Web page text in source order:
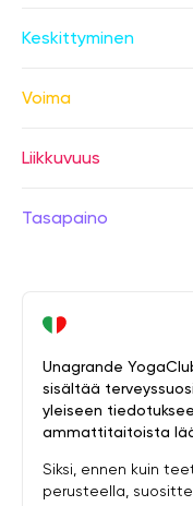
Keskittyminen
Voima
Liikkuvuus
Tasapaino
Unagrande
sisältää
yleiseen
ammattitaitoista
Siksi, ennen kuin
perusteella,